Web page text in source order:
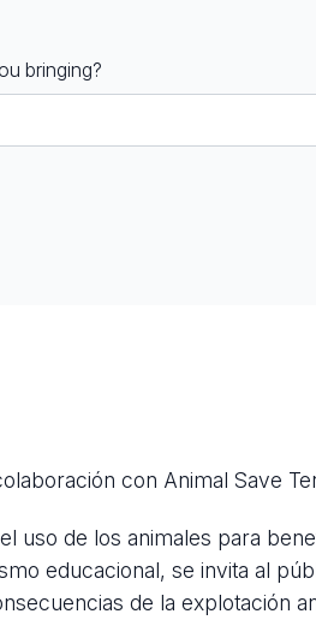
bringing?
con Animal Save
uso de los animales para
educacional, se invita al
de la explotación